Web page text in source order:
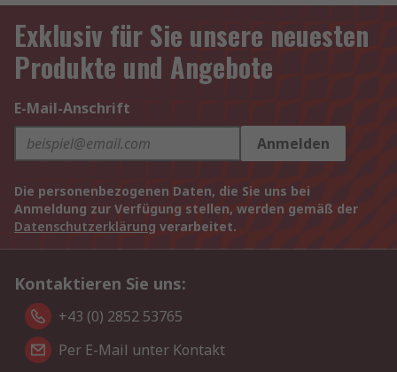
Exklusiv für Sie unsere neuesten
Produkte und Angebote
E-Mail-Anschrift
Anmelden
Die personenbezogenen Daten, die Sie uns bei
Anmeldung zur Verfügung stellen, werden gemäß der
Datenschutzerklärung verarbeitet.
Kontaktieren Sie uns:
+43 (0) 2852 53765
Per E-Mail unter Kontakt